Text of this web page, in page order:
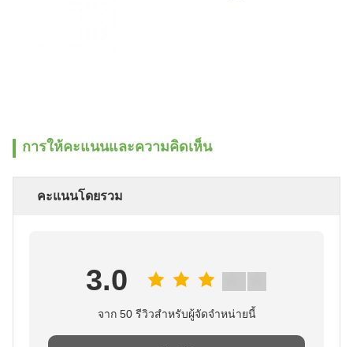
การให้คะแนนและความคิดเห็น
คะแนนโดยรวม
3.0
จาก 50 รีวิวสําหรับผู้จัดจําหน่ายนี้